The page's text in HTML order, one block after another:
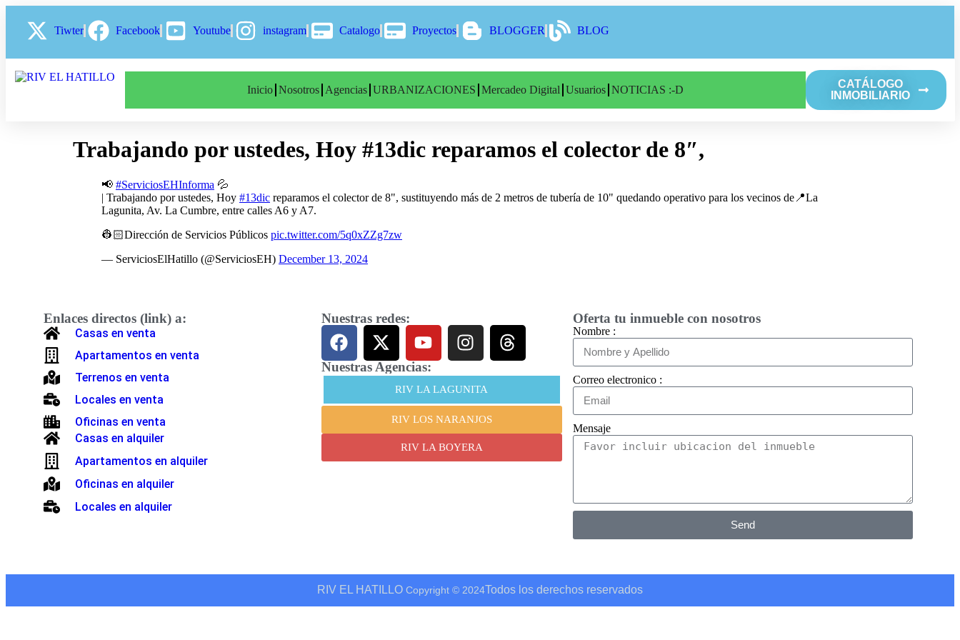
Tiwter Facebook Youtube instagram Catalogo Proyectos BLOGGER BLOG
Inicio Nosotros Agencias URBANIZACIONES Mercadeo Digital Usuarios NOTICIAS :-D
CATÁLOGO
INMOBILIARIO
Trabajando por ustedes, Hoy #13dic reparamos el colector de 8″,
📢 #ServiciosEHInforma 💦
| Trabajando por ustedes, Hoy #13dic reparamos el colector de 8", sustituyendo más de 2 metros de tubería de 10" quedando operativo para los vecinos de📍La
Lagunita, Av. La Cumbre, entre calles A6 y A7.
👷🏻Dirección de Servicios Públicos pic.twitter.com/5q0xZZg7zw
— ServiciosElHatillo (@ServiciosEH) December 13, 2024
Enlaces directos (link) a:
Casas en venta
Apartamentos en venta
Terrenos en venta
Locales en venta
Oficinas en venta
Casas en alquiler
Apartamentos en alquiler
Oficinas en alquiler
Locales en alquiler
Nuestras redes:
Nuestras Agencias:
RIV LA LAGUNITA
RIV LOS NARANJOS
RIV LA BOYERA
Oferta tu inmueble con nosotros
Nombre :
Correo electronico :
Mensaje
Send
RIV EL HATILLO Copyright © 2024Todos los derechos reservados